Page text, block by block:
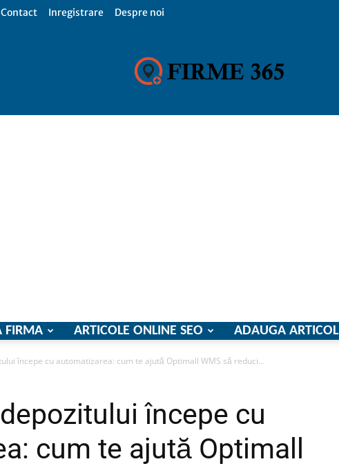
Contact Inregistrare Despre noi
FIRMA ARTICOLE ONLINE SEO ADAUGA ARTICOL
începe cu automatizarea: cum te ajută Optimall WMS să reduci...
începe cu
cum te ajută Optimall